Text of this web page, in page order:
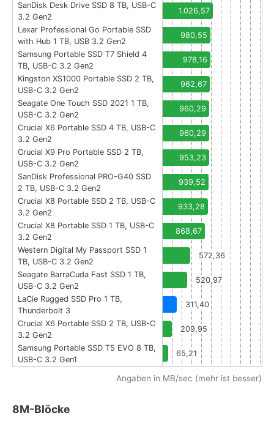
SanDisk Desk Drive SSD 8 TB, USB-C
3.2 Gen2
1.026,57
Lexar Professional Go Portable SSD
with Hub 1 TB, USB 3.2 Gen2
980,55
Samsung Portable SSD T7 Shield 4
TB, USB-C 3.2 Gen2
978,16
Kingston XS1000 Portable SSD 2 TB,
USB-C 3.2 Gen2
962,67
Seagate One Touch SSD 2021 1 TB,
USB-C 3.2 Gen2
960,29
Crucial X6 Portable SSD 4 TB, USB-C
3.2 Gen2
960,29
Crucial X9 Pro Portable SSD 2 TB,
USB-C 3.2 Gen2
953,23
SanDisk Professional PRO-G40 SSD
2 TB, USB-C 3.2 Gen2
939,52
Crucial X8 Portable SSD 2 TB, USB-C
3.2 Gen2
933,28
Crucial X8 Portable SSD 1 TB, USB-C
3.2 Gen2
868,67
Western Digital My Passport SSD 1
TB, USB-C 3.2 Gen2
572,36
Seagate BarraCuda Fast SSD 1 TB,
USB-C 3.2 Gen2
520,97
LaCie Rugged SSD Pro 1 TB,
Thunderbolt 3
311,40
Crucial X6 Portable SSD 2 TB, USB-C
3.2 Gen2
209,95
Samsung Portable SSD T5 EVO 8 TB,
USB-C 3.2 Gen1
65,21
Angaben in MB/sec (mehr ist besser)
8M-Blöcke